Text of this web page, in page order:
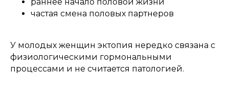
частая смена половых партнеров
У молодых женщин эктопия нередко связана с
физиологическими гормональными
процессами и не считается патологией.